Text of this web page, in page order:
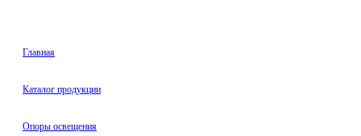
Главная
Каталог продукции
Oпоры oсвeщения